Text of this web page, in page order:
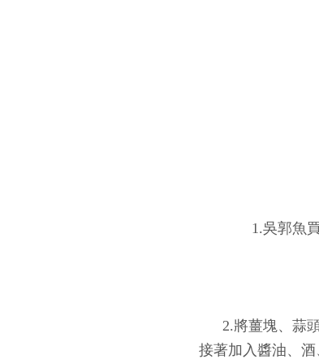
1.吳郭魚
2.將薑塊、蒜
接著加入醬油、酒